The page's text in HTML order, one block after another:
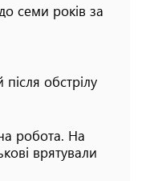
семи років за
обстрілу
робота. На
врятували